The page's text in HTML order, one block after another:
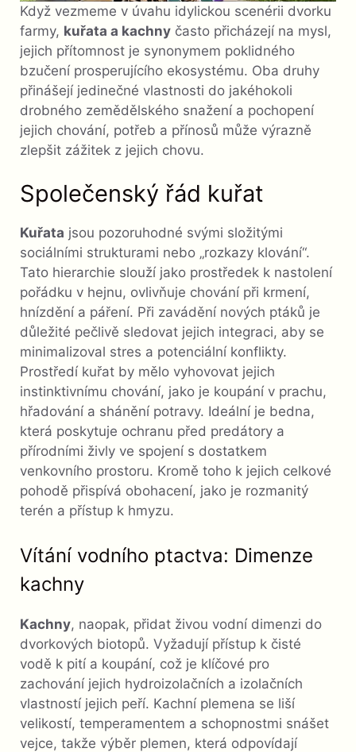
Když vezmeme v úvahu idylickou scenérii dvorku
farmy, kuřata a kachny často přicházejí na mysl,
jejich přítomnost je synonymem poklidného
bzučení prosperujícího ekosystému. Oba druhy
přinášejí jedinečné vlastnosti do jakéhokoli
drobného zemědělského snažení a pochopení
jejich chování, potřeb a přínosů může výrazně
zlepšit zážitek z jejich chovu.
Společenský řád kuřat
Kuřata jsou pozoruhodné svými složitými
sociálními strukturami nebo „rozkazy klování“.
Tato hierarchie slouží jako prostředek k nastolení
pořádku v hejnu, ovlivňuje chování při krmení,
hnízdění a páření. Při zavádění nových ptáků je
důležité pečlivě sledovat jejich integraci, aby se
minimalizoval stres a potenciální konflikty.
Prostředí kuřat by mělo vyhovovat jejich
instinktivnímu chování, jako je koupání v prachu,
hřadování a shánění potravy. Ideální je bedna,
která poskytuje ochranu před predátory a
přírodními živly ve spojení s dostatkem
venkovního prostoru. Kromě toho k jejich celkové
pohodě přispívá obohacení, jako je rozmanitý
terén a přístup k hmyzu.
Vítání vodního ptactva: Dimenze
kachny
Kachny, naopak, přidat živou vodní dimenzi do
dvorkových biotopů. Vyžadují přístup k čisté
vodě k pití a koupání, což je klíčové pro
zachování jejich hydroizolačních a izolačních
vlastností jejich peří. Kachní plemena se liší
velikostí, temperamentem a schopnostmi snášet
vejce, takže výběr plemen, která odpovídají